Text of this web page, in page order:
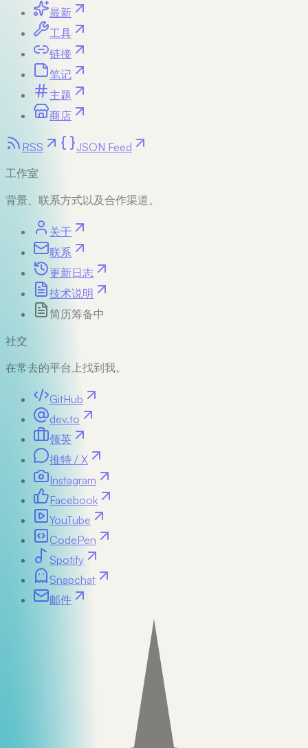
最新
工具
链接
笔记
主题
商店
RSS
JSON Feed
工作室
背景、联系方式以及合作渠道。
关于
联系
更新日志
技术说明
简历筹备中
社交
在常去的平台上找到我。
GitHub
dev.to
领英
推特 / X
Instagram
Facebook
YouTube
CodePen
Spotify
Snapchat
邮件